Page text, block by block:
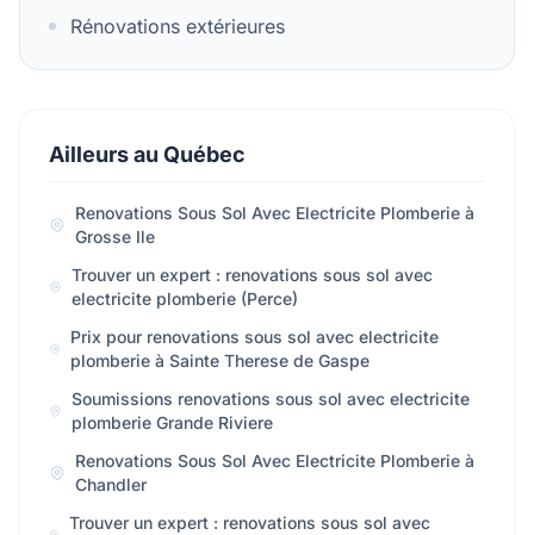
Rénovations extérieures
Ailleurs au Québec
Renovations Sous Sol Avec Electricite Plomberie à
Grosse Ile
Trouver un expert : renovations sous sol avec
electricite plomberie (Perce)
Prix pour renovations sous sol avec electricite
plomberie à Sainte Therese de Gaspe
Soumissions renovations sous sol avec electricite
plomberie Grande Riviere
Renovations Sous Sol Avec Electricite Plomberie à
Chandler
Trouver un expert : renovations sous sol avec